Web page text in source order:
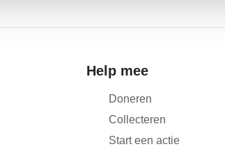
Help mee
Doneren
Collecteren
Start een actie